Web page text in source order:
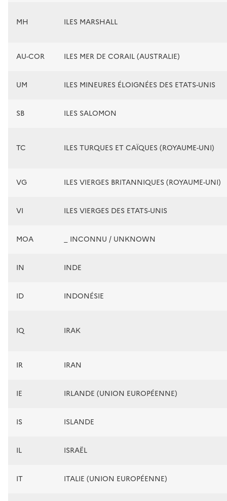
MH ILES MARSHALL
AU-COR ILES MER DE CORAIL (AUSTRALIE)
UM ILES MINEURES ÉLOIGNÉES DES ETATS-UNIS
SB ILES SALOMON
TC ILES TURQUES ET CAÏQUES (ROYAUME-UNI)
VG ILES VIERGES BRITANNIQUES (ROYAUME-UNI)
VI ILES VIERGES DES ETATS-UNIS
MOA _ INCONNU / UNKNOWN
IN INDE
ID INDONÉSIE
IQ IRAK
IR IRAN
IE IRLANDE (UNION EUROPÉENNE)
IS ISLANDE
IL ISRAËL
IT ITALIE (UNION EUROPÉENNE)